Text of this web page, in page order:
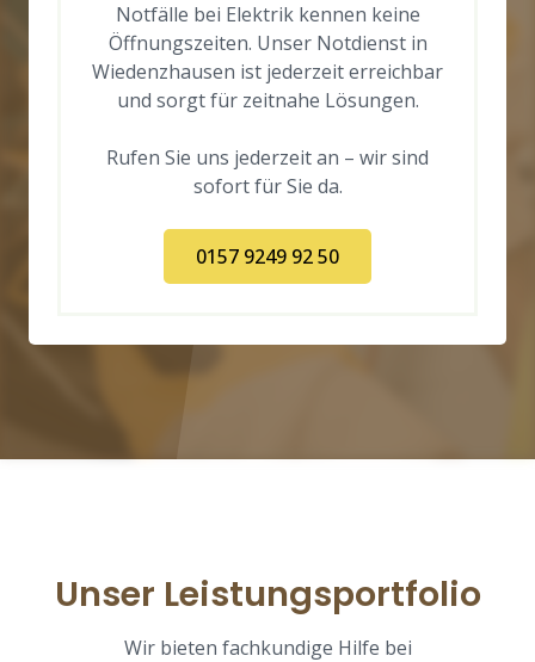
Notfälle bei Elektrik kennen keine
Öffnungszeiten. Unser Notdienst in
Wiedenzhausen ist jederzeit erreichbar
und sorgt für zeitnahe Lösungen.
Rufen Sie uns jederzeit an – wir sind
sofort für Sie da.
0157 9249 92 50
Unser Leistungsportfolio
Wir bieten fachkundige Hilfe bei